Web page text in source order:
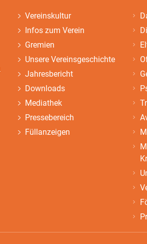
Vereinskultur
Infos zum Verein
Gremien
Unsere Vereinsgeschichte
Jahresbericht
Downloads
Mediathek
Pressebereich
Füllanzeigen